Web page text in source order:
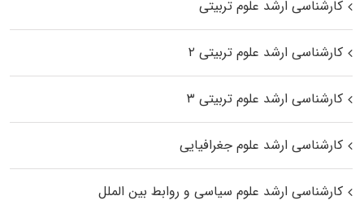
کارشناسی ارشد علوم تربیتی
کارشناسی ارشد علوم تربیتی ۲
کارشناسی ارشد علوم تربیتی ۳
کارشناسی ارشد علوم جغرافیایی
کارشناسی ارشد علوم سیاسی و روابط بین الملل